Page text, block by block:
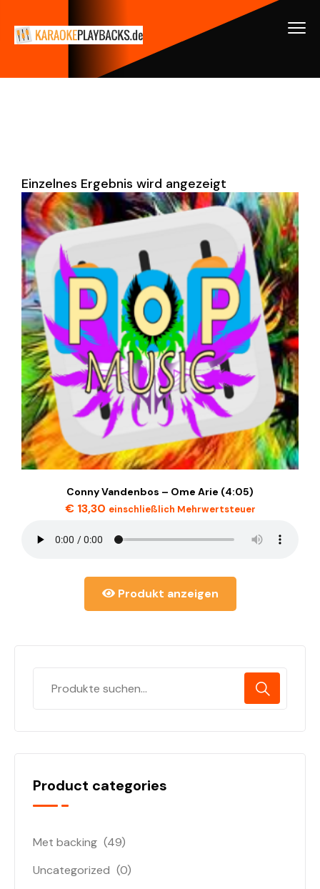
Einzelnes Ergebnis wird angezeigt
Conny Vandenbos – Ome Arie (4:05)
€13,30 einschließlich Mehrwertsteuer
Produkt anzeigen
Product categories
Met backing (49)
Uncategorized (0)